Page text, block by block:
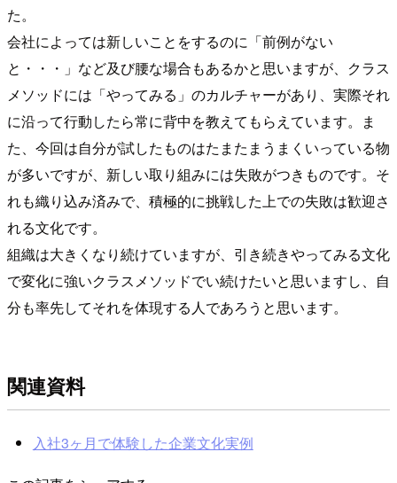
た。
会社によっては新しいことをするのに「前例がない
と・・・」など及び腰な場合もあるかと思いますが、クラス
メソッドには「やってみる」のカルチャーがあり、実際それ
に沿って行動したら常に背中を教えてもらえています。ま
た、今回は自分が試したものはたまたまうまくいっている物
が多いですが、新しい取り組みには失敗がつきものです。そ
れも織り込み済みで、積極的に挑戦した上での失敗は歓迎さ
れる文化です。
組織は大きくなり続けていますが、引き続きやってみる文化
で変化に強いクラスメソッドでい続けたいと思いますし、自
分も率先してそれを体現する人であろうと思います。
関連資料
入社3ヶ月で体験した企業文化実例